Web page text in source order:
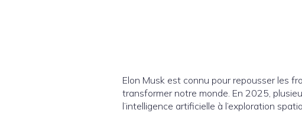
Elon Musk est connu pour repousser les
transformer notre monde. En 2025,
l’intelligence artificielle à l’exploration